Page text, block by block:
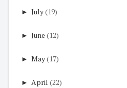
► July(19)
► June (12)
► May(17)
► April (22)